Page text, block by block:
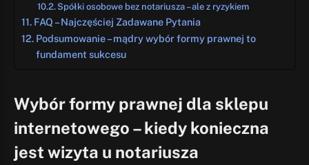
Spółki osobowe bez notariusza – ale z ryzykiem
FAQ – Najczęściej Zadawane Pytania
Podsumowanie – mądry wybór formy prawnej to
fundament sukcesu
Wybór formy prawnej dla sklepu
internetowego – kiedy konieczna
jest wizyta u notariusza